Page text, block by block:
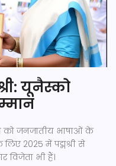
यूनैस्को
को जनजातीय भाषाओं के
2025 में पद्मश्री से
विजेता भी हैं।